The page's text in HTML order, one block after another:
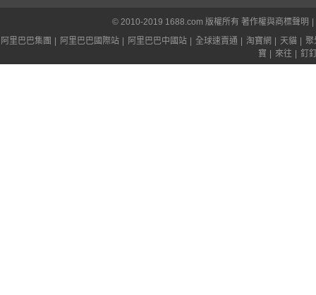
© 2010-2019 1688.com 版權所有 著作權與商標聲明
阿里巴巴集團
阿里巴巴國際站 阿里巴巴中國站 全球速賣通 淘寶網 天貓
聚
寶
來往 釘